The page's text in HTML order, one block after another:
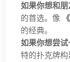
如果你想和
的首选。像
的经典。
如果你想尝
特的扑克牌